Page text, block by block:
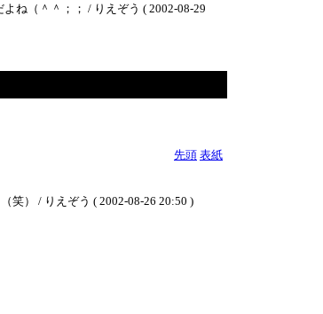
ね（＾＾；； / りえぞう ( 2002-08-29
先頭 表紙
） / りえぞう ( 2002-08-26 20:50 )